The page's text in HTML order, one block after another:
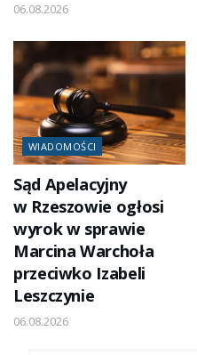
06.08.2026
WIADOMOŚCI
Sąd Apelacyjny
w Rzeszowie ogłosi
wyrok w sprawie
Marcina Warchoła
przeciwko Izabeli
Leszczynie
06.08.2026